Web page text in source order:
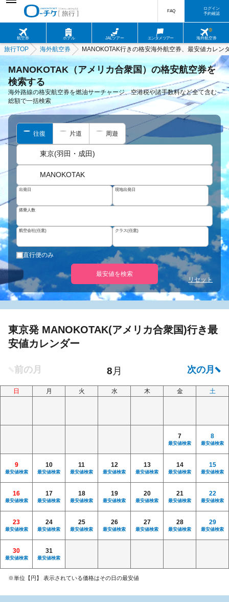
航空券 ホテル JALツアー エンタメツアー 海外航空券
FAQ
ログイン
予約確認
旅行TOP 海外航空券 MANOKOTAK行きの格安海外航空券、最安値カレン
MANOKOTAK（アメリカ合衆国）の格安航空券を
検索する
海外路線の格安航空券を燃油サーチャージ、空港税や諸手数料など全て含む
総額で一括検索
往復 片道 周遊
東京(羽田・成田)
MANOKOTAK
出発日 現地出発日
搭乗人数
航空会社(任意) クラス(任意)
直行便のみ
最安値を検索
リセット
東京発 MANOKOTAK(アメリカ合衆国)行き最
安値カレンダー
日 月 火 水 木 金 土
7
最安値検索
8
最安値検索
9
最安値検索
10
最安値検索
11
最安値検索
12
最安値検索
13
最安値検索
14
最安値検索
15
最安値検索
16
最安値検索
17
最安値検索
18
最安値検索
19
最安値検索
20
最安値検索
21
最安値検索
22
最安値検索
23
最安値検索
24
最安値検索
25
最安値検索
26
最安値検索
27
最安値検索
28
最安値検索
29
最安値検索
30
最安値検索
31
最安値検索
※単位【円】 表示されている価格はその日の最安値